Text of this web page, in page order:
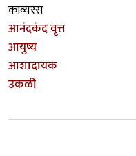
काव्यरस
आनंदकंद वृत्त
आयुष्य
आशादायक
उकळी